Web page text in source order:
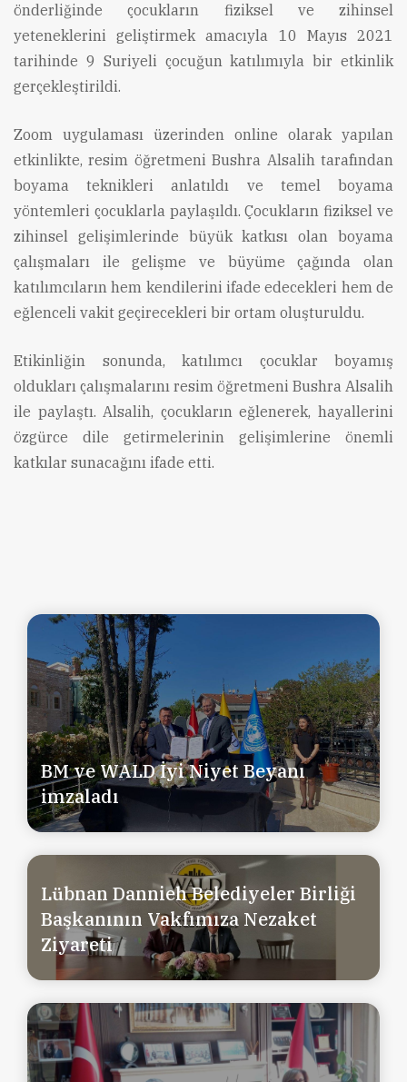
önderliğinde çocukların fiziksel ve zihinsel
yeteneklerini geliştirmek amacıyla 10 Mayıs 2021
tarihinde 9 Suriyeli çocuğun katılımıyla bir etkinlik
gerçekleştirildi.
Zoom uygulaması üzerinden online olarak yapılan
etkinlikte, resim öğretmeni Bushra Alsalih tarafından
boyama teknikleri anlatıldı ve temel boyama
yöntemleri çocuklarla paylaşıldı. Çocukların fiziksel ve
zihinsel gelişimlerinde büyük katkısı olan boyama
çalışmaları ile gelişme ve büyüme çağında olan
katılımcıların hem kendilerini ifade edecekleri hem de
eğlenceli vakit geçirecekleri bir ortam oluşturuldu.
Etikinliğin sonunda, katılımcı çocuklar boyamış
oldukları çalışmalarını resim öğretmeni Bushra Alsalih
ile paylaştı. Alsalih, çocukların eğlenerek, hayallerini
özgürce dile getirmelerinin gelişimlerine önemli
katkılar sunacağını ifade etti.
BM ve WALD İyi Niyet Beyanı
imzaladı
Lübnan Dannieh Belediyeler Birliği
Başkanının Vakfımıza Nezaket
Ziyareti